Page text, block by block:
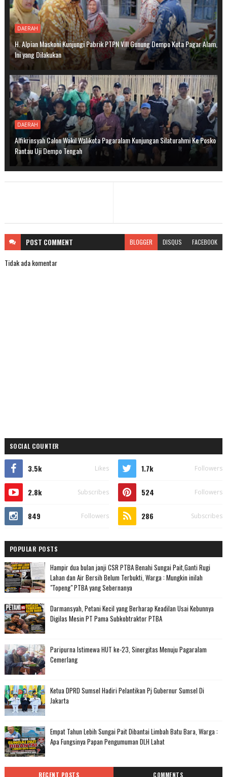
DAERAH
H. Alpian Maskoni Kunjungi Pabrik PTPN VIII Gunung Dempo Kota Pagar Alam,
Ini yang Dilakukan
DAERAH
Alfikrinsyah Calon Wakil Walikota Pagaralam Kunjungan Silaturahmi Ke Posko
Rantau Uji Dempo Tengah
POST COMMENT BLOGGER DISQUS FACEBOOK
Tidak ada komentar
SOCIAL COUNTER
3.5k Likes 1.7k Followers
2.8k Subscribes 524 Followers
849 Followers 286 Subscribes
POPULAR POSTS
Hampir dua bulan janji CSR PTBA Benahi Sungai Pait,Ganti Rugi
Lahan dan Air Bersih Belum Terbukti, Warga : Mungkin inilah
"Topeng" PTBA yang Sebernanya
Darmansyah, Petani Kecil yang Berharap Keadilan Usai Kebunnya
Digilas Mesin PT Pama Subkobtraktor PTBA
Paripurna Istimewa HUT ke-23, Sinergitas Menuju Pagaralam
Cemerlang
Ketua DPRD Sumsel Hadiri Pelantikan Pj Gubernur Sumsel Di
Jakarta
Empat Tahun Lebih Sungai Pait Dibantai Limbah Batu Bara, Warga :
Apa Fungsinya Papan Pengumuman DLH Lahat
RECENT POSTS COMMENTS